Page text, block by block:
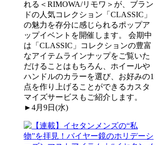
れる＜RIMOWA/リモワ＞が、ブラン
ドの人気コレクション「CLASSIC」
の魅力を存分に感じられるポップア
ップイベントを開催します。 会期中
は「CLASSIC」コレクションの豊富
なアイテムラインナップをご覧いた
だけることはもちろん、ホイールや
ハンドルのカラーを選び、お好みの1
点を作り上げることができるカスタ
マイズサービスもご紹介します。
►4月9日(水)